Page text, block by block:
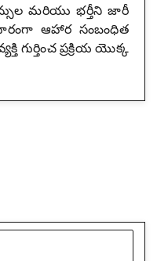
మరియు భర్తీని జారీ
ఆహార సంబంధిత
గుర్తించ ప్రక్రియ యొక్క